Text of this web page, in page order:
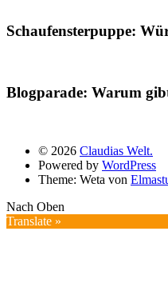
Schaufensterpuppe:
Blogparade: Warum
© 2026 Claudias Welt.
Powered by WordPress
Theme: Weta von
Nach Oben
Translate »